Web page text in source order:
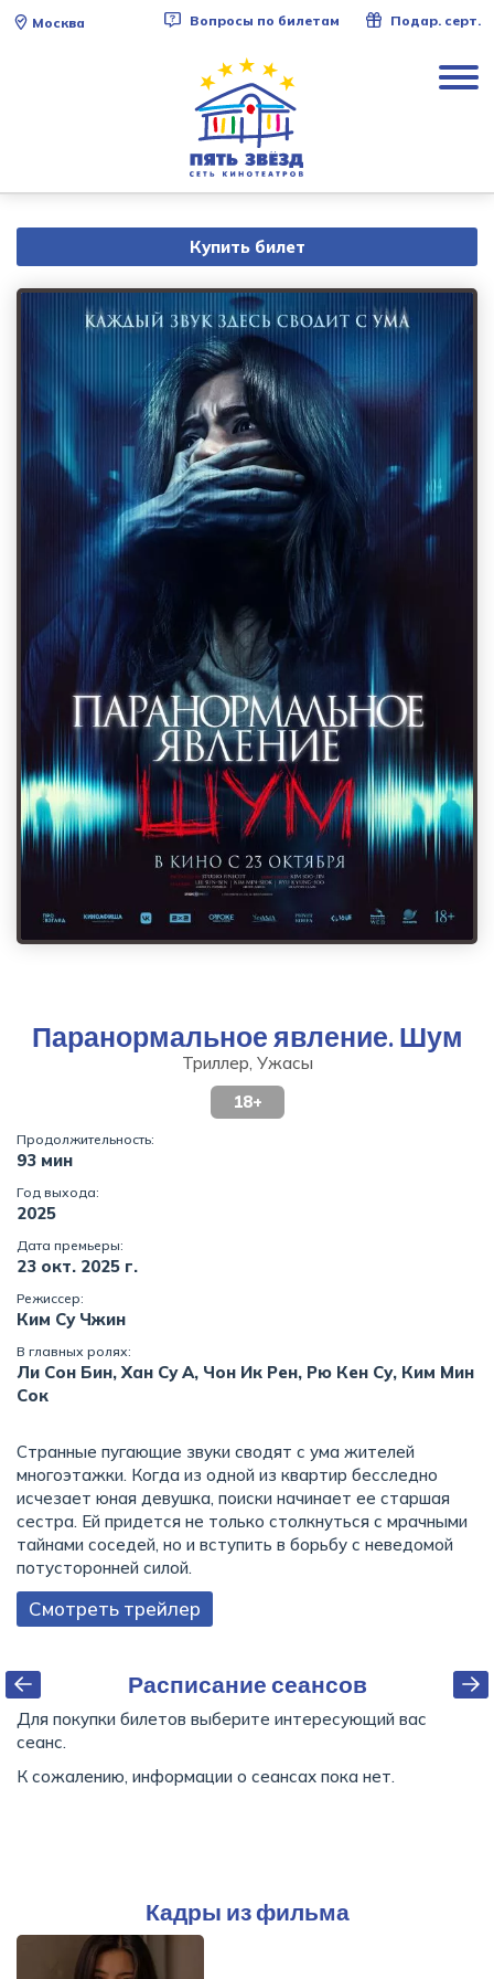
Москва Вопросы по билетам Подар. серт.
Купить билет
Паранормальное явление. Шум
Триллер, Ужасы
18+
Продолжительность:
93 мин
Год выхода:
2025
Дата премьеры:
23 окт. 2025 г.
Режиссер:
Ким Су Чжин
В главных ролях:
Ли Сон Бин, Хан Су А, Чон Ик Рен, Рю Кен Су, Ким Мин
Сок
Странные пугающие звуки сводят с ума жителей
многоэтажки. Когда из одной из квартир бесследно
исчезает юная девушка, поиски начинает ее старшая
сестра. Ей придется не только столкнуться с мрачными
тайнами соседей, но и вступить в борьбу с неведомой
потусторонней силой.
Смотреть трейлер
Расписание сеансов
Для покупки билетов выберите интересующий вас
сеанс.
К сожалению, информации о сеансах пока нет.
Кадры из фильма